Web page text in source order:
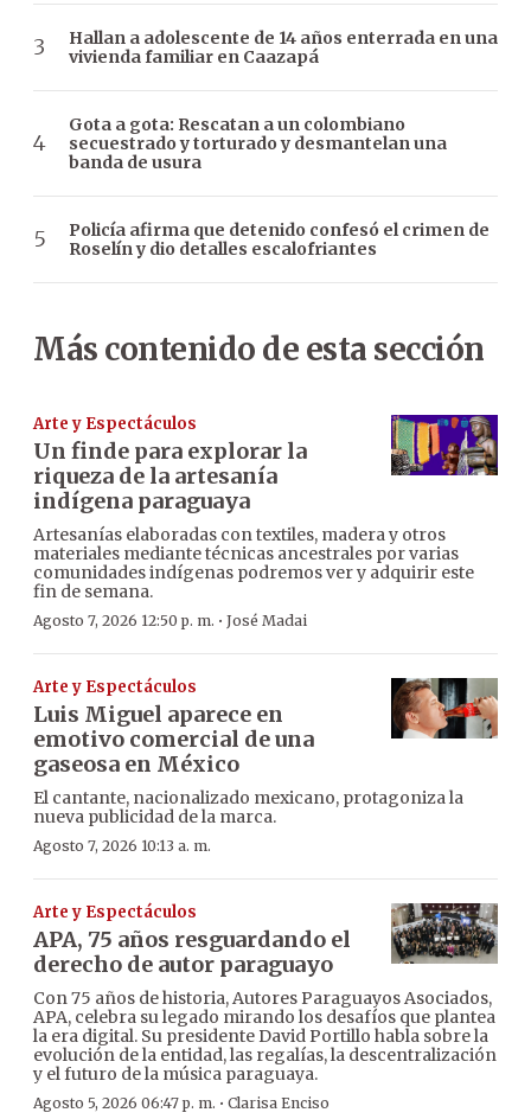
Hallan a adolescente de 14 años enterrada en una
vivienda familiar en Caazapá
Gota a gota: Rescatan a un colombiano
secuestrado y torturado y desmantelan una
banda de usura
Policía afirma que detenido confesó el crimen de
Roselín y dio detalles escalofriantes
Más contenido de esta sección
Arte y Espectáculos
Un finde para explorar la
riqueza de la artesanía
indígena paraguaya
Artesanías elaboradas con textiles, madera y otros
materiales mediante técnicas ancestrales por varias
comunidades indígenas podremos ver y adquirir este
fin de semana.
Agosto 7, 2026 12:50 p. m. · José Madai
Arte y Espectáculos
Luis Miguel aparece en
emotivo comercial de una
gaseosa en México
El cantante, nacionalizado mexicano, protagoniza la
nueva publicidad de la marca.
Agosto 7, 2026 10:13 a. m.
Arte y Espectáculos
APA, 75 años resguardando el
derecho de autor paraguayo
Con 75 años de historia, Autores Paraguayos Asociados,
APA, celebra su legado mirando los desafíos que plantea
la era digital. Su presidente David Portillo habla sobre la
evolución de la entidad, las regalías, la descentralización
y el futuro de la música paraguaya.
Agosto 5, 2026 06:47 p. m. · Clarisa Enciso